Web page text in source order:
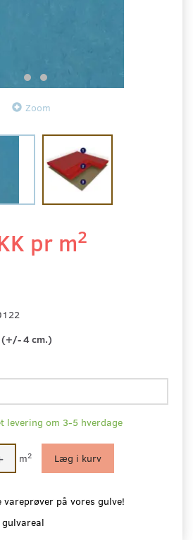
Zoom
pr m2
(+/- 4 cm.)
levering om 3-5 hverdage
m2 Læg i kurv
på vores gulve!